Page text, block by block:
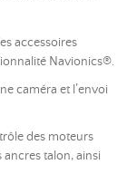
accessoires
Navionics®.
caméra et l’envoi
des moteurs
talon, ainsi